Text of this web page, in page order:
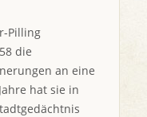
Pilling
die
an eine
hat sie in